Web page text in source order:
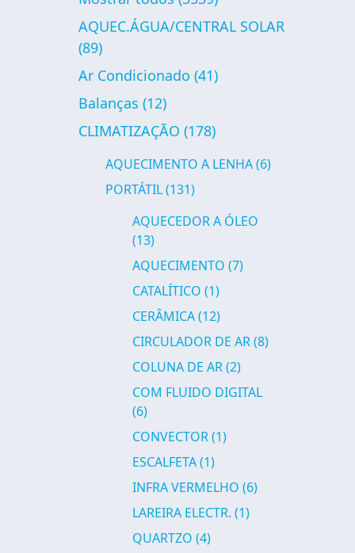
AQUEC.ÁGUA/CENTRAL SOLAR
(89)
Ar Condicionado (41)
Balanças (12)
CLIMATIZAÇÃO (178)
AQUECIMENTO A LENHA(6)
PORTÁTIL(131)
AQUECEDOR A ÓLEO
(13)
AQUECIMENTO (7)
CATALÍTICO (1)
CERÂMICA(12)
CIRCULADOR DE AR(8)
COLUNA DE AR(2)
COM FLUIDO DIGITAL
(6)
CONVECTOR(1)
ESCALFETA(1)
INFRA VERMELHO (6)
LAREIRA ELECTR. (1)
QUARTZO (4)